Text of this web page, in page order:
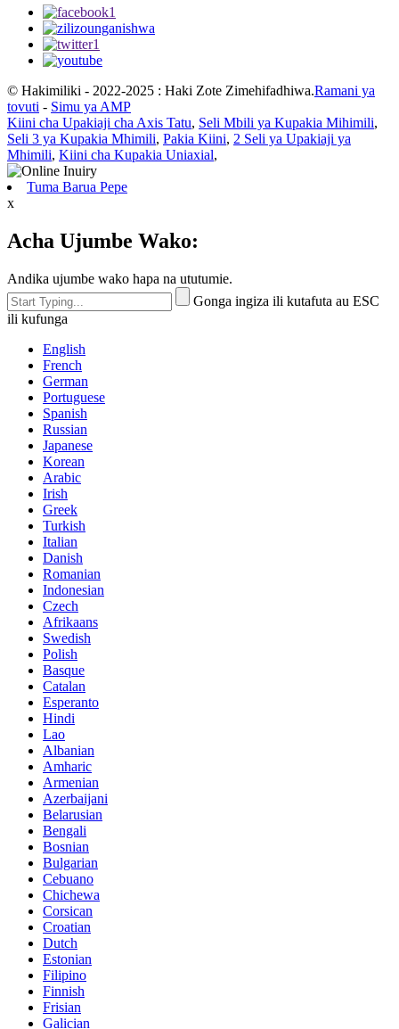
© Hakimiliki - 2022-2025 : Haki Zote Zimehifadhiwa.Ramani ya
tovuti - Simu ya AMP
Kiini cha Upakiaji cha Axis Tatu, Seli Mbili ya Kupakia Mihimili,
Seli 3 ya Kupakia Mhimili, Pakia Kiini, 2 Seli ya Upakiaji ya
Mhimili, Kiini cha Kupakia Uniaxial,
Tuma Barua Pepe
x
Acha Ujumbe Wako:
Andika ujumbe wako hapa na ututumie.
Gonga ingiza ili kutafuta au ESC
ili kufunga
English
French
German
Portuguese
Spanish
Russian
Japanese
Korean
Arabic
Irish
Greek
Turkish
Italian
Danish
Romanian
Indonesian
Czech
Afrikaans
Swedish
Polish
Basque
Catalan
Esperanto
Hindi
Lao
Albanian
Amharic
Armenian
Azerbaijani
Belarusian
Bengali
Bosnian
Bulgarian
Cebuano
Chichewa
Corsican
Croatian
Dutch
Estonian
Filipino
Finnish
Frisian
Galician